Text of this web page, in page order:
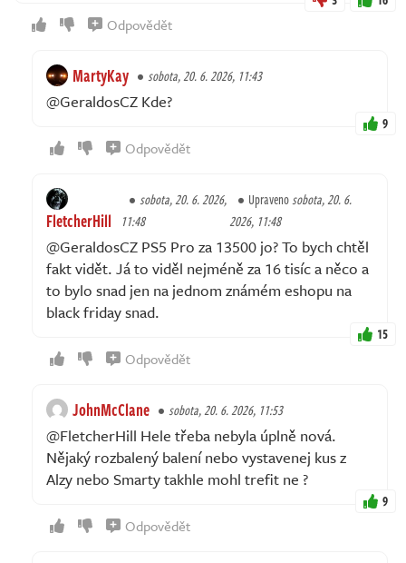
Odpovědět
MartyKay sobota, 20. 6. 2026, 11:43
@GeraldosCZ Kde?
9
Odpovědět
FletcherHill
sobota, 20. 6. 2026,
11:48
Upravenosobota, 20. 6.
2026, 11:48
@GeraldosCZ PS5 Pro za 13500 jo? To bych chtěl
fakt vidět. Já to viděl nejméně za 16 tisíc a něco a
to bylo snad jen na jednom známém eshopu na
black friday snad.
15
Odpovědět
JohnMcClane sobota, 20. 6. 2026, 11:53
@FletcherHill Hele třeba nebyla úplně nová.
Nějaký rozbalený balení nebo vystavenej kus z
Alzy nebo Smarty takhle mohl trefit ne ?
9
Odpovědět